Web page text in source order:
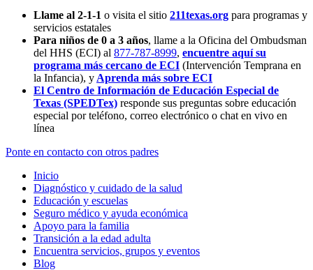
Llame al 2-1-1 o visita el sitio 211texas.org para programas y
servicios estatales
Para niños de 0 a 3 años, llame a la Oficina del Ombudsman
del HHS (ECI) al 877-787-8999, encuentre aquí su
programa más cercano de ECI (Intervención Temprana en
la Infancia), y Aprenda más sobre ECI
El Centro de Información de Educación Especial de
Texas (SPEDTex) responde sus preguntas sobre educación
especial por teléfono, correo electrónico o chat en vivo en
línea
Ponte en contacto con otros padres
Inicio
Diagnóstico y cuidado de la salud
Educación y escuelas
Seguro médico y ayuda económica
Apoyo para la familia
Transición a la edad adulta
Encuentra servicios, grupos y eventos
Blog